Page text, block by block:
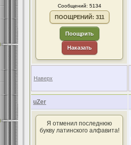
Сообщений: 5134
ПООЩРЕНИЙ: 311
Поощрить
Наказать
Наверх
uZer
Я отменил последнюю
букву латинского алфавита!